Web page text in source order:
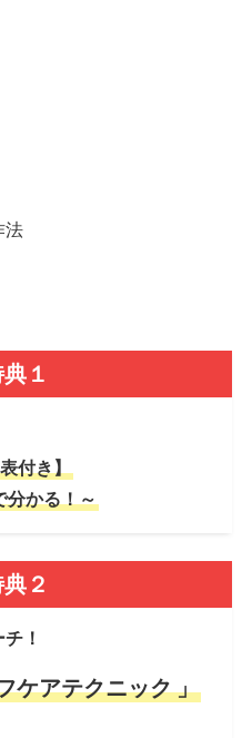
法
１
付き】
分かる！～
２
！
ケアテクニック」